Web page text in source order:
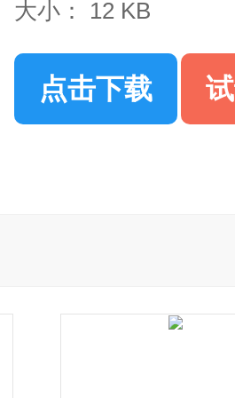
大小： 12 KB
点击下载